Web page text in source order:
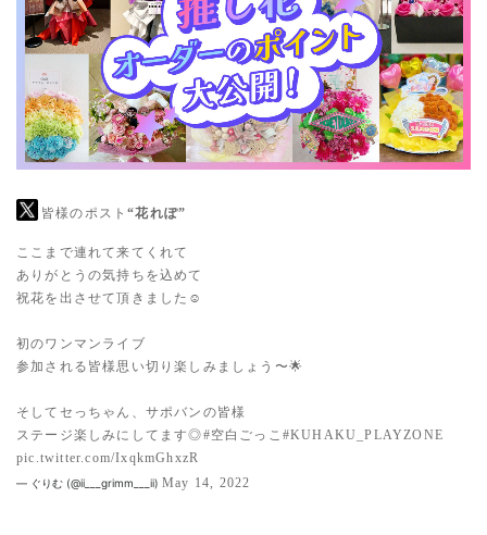
皆様のポスト“花れぽ”
ここまで連れて来てくれて
ありがとうの気持ちを込めて
祝花を出させて頂きました☺︎
初のワンマンライブ
参加される皆様思い切り楽しみましょう〜🌟
そしてセっちゃん、サポバンの皆様
ステージ楽しみにしてます◎#空白ごっこ #KUHAKU_PLAYZONE
pic.twitter.com/IxqkmGhxzR
— ぐりむ (@ii___grimm___ii) May 14, 2022